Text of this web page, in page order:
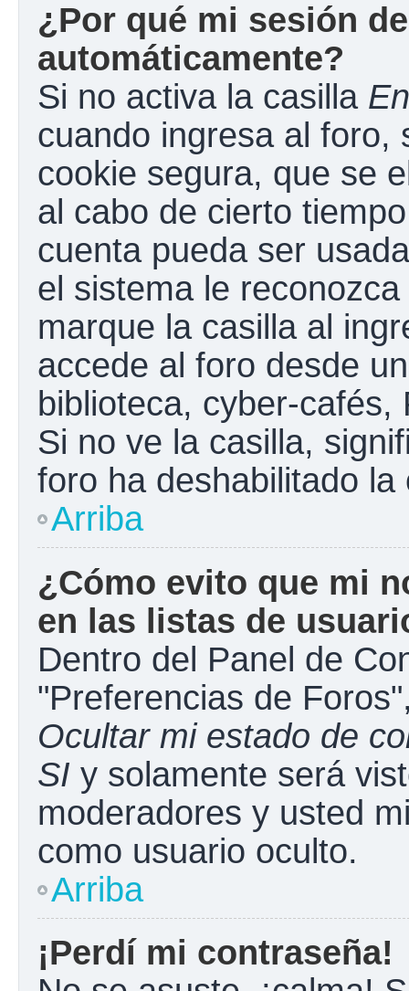
¿Por qué mi sesión
automáticamente?
Si no activa la casilla
cuando ingresa al foro,
cookie segura, que se
al cabo de cierto
cuenta pueda ser
el sistema le
marque la casilla al
accede al foro desde
biblioteca, cyber-
Si no ve la casilla,
foro ha deshabilitado la
Arriba
¿Cómo evito que mi
en las listas de
Dentro del Panel de
"Preferencias de
Ocultar mi estado de
SI y solamente será
moderadores y usted
como usuario oculto.
Arriba
¡Perdí mi contraseña!